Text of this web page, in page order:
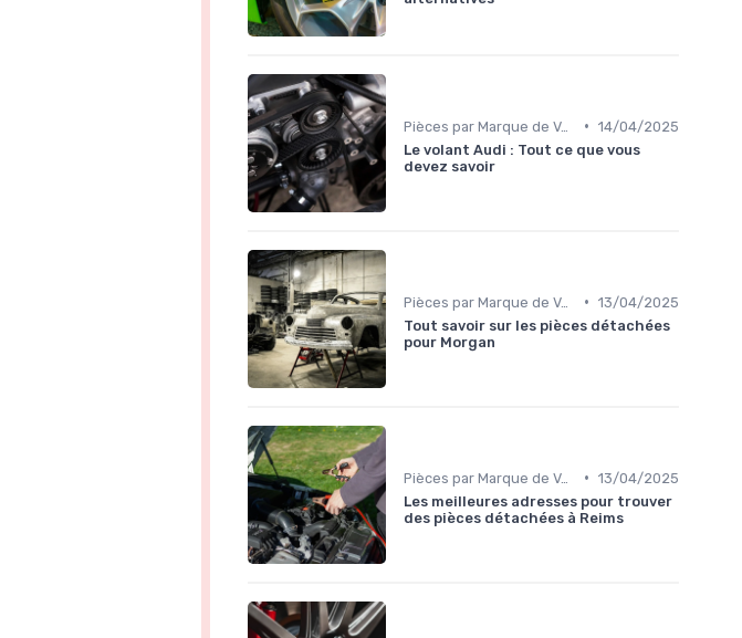
Pièces par Marque de Voiture • 14/04/2025
Le volant Audi : Tout ce que vous
devez savoir
Pièces par Marque de Voiture • 13/04/2025
Tout savoir sur les pièces détachées
pour Morgan
Pièces par Marque de Voiture • 13/04/2025
Les meilleures adresses pour trouver
des pièces détachées à Reims